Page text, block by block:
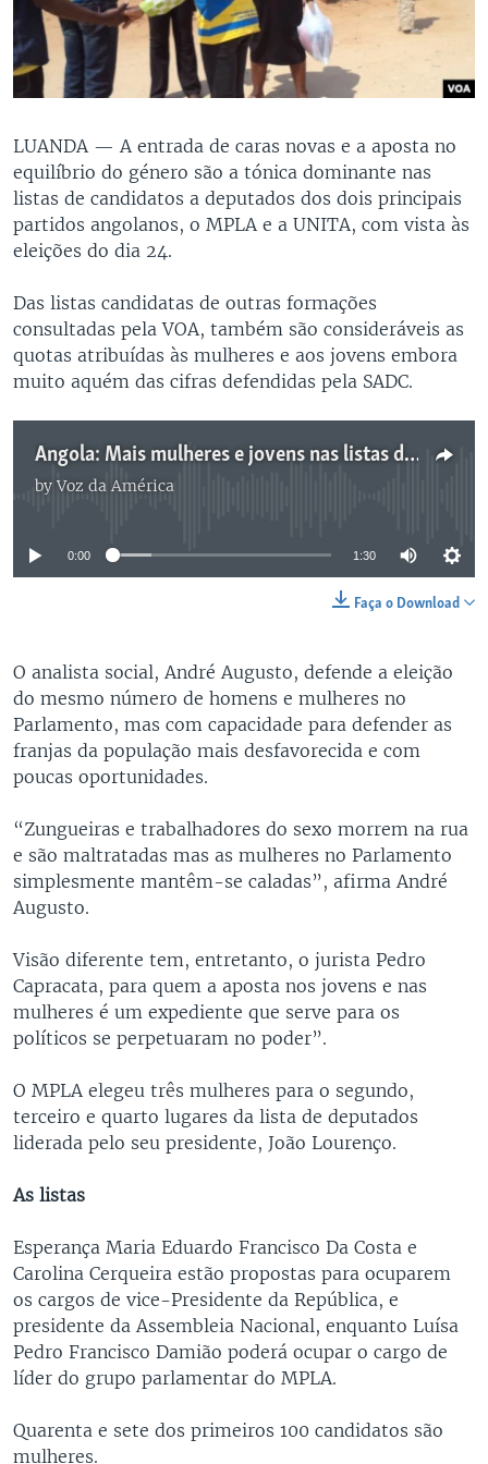
LUANDA — A entrada de caras novas e a aposta no
equilíbrio do género são a tónica dominante nas
listas de candidatos a deputados dos dois principais
partidos angolanos, o MPLA e a UNITA, com vista às
eleições do dia 24.
Das listas candidatas de outras formações
consultadas pela VOA, também são consideráveis as
quotas atribuídas às mulheres e aos jovens embora
muito aquém das cifras defendidas pela SADC.
Angola: Mais mulheres e jovens nas listas de candidatos a deputados - 3:00
byVoz da América
No media source currently available
0:00 1:30
Faça o Download
O analista social, André Augusto, defende a eleição
do mesmo número de homens e mulheres no
Parlamento, mas com capacidade para defender as
franjas da população mais desfavorecida e com
poucas oportunidades.
“Zungueiras e trabalhadores do sexo morrem na rua
e são maltratadas mas as mulheres no Parlamento
simplesmente mantêm-se caladas”, afirma André
Augusto.
Visão diferente tem, entretanto, o jurista Pedro
Capracata, para quem a aposta nos jovens e nas
mulheres é um expediente que serve para os
políticos se perpetuaram no poder”.
O MPLA elegeu três mulheres para o segundo,
terceiro e quarto lugares da lista de deputados
liderada pelo seu presidente, João Lourenço.
As listas
Esperança Maria Eduardo Francisco Da Costa e
Carolina Cerqueira estão propostas para ocuparem
os cargos de vice-Presidente da República, e
presidente da Assembleia Nacional, enquanto Luísa
Pedro Francisco Damião poderá ocupar o cargo de
líder do grupo parlamentar do MPLA.
Quarenta e sete dos primeiros 100 candidatos são
mulheres.